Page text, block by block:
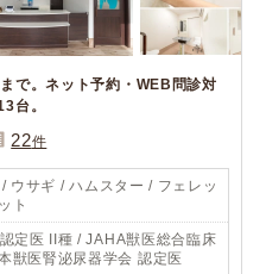
で。ネット予約・WEB問診対
台。
22件
ウサギ / ハムスター / フェレッ
ト
定医 II種 / JAHA獣医総合臨床
獣医腎泌尿器学会 認定医